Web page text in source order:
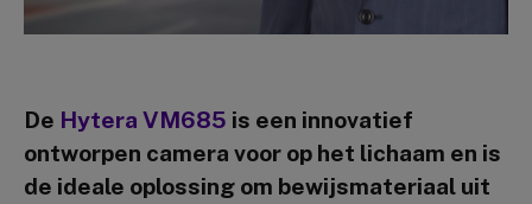
De Hytera VM685 is een innovatief
ontworpen camera voor op het lichaam en is
de ideale oplossing om bewijsmateriaal uit